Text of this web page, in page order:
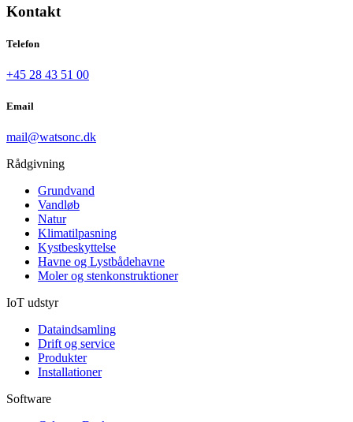
Kontakt
Telefon
+45 28 43 51 00
Email
mail@watsonc.dk
Rådgivning
Grundvand
Vandløb
Natur
Klimatilpasning
Kystbeskyttelse
Havne og Lystbådehavne
Moler og stenkonstruktioner
IoT udstyr
Dataindsamling
Drift og service
Produkter
Installationer
Software